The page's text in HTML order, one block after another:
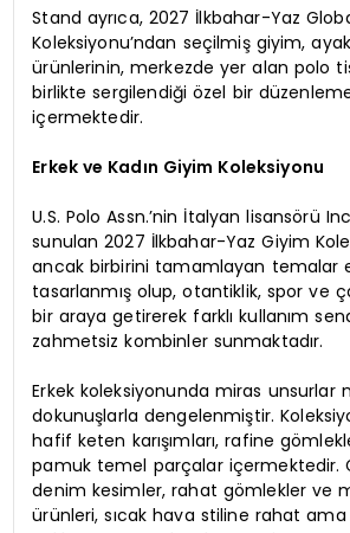
Stand ayrıca, 2027 İlkbahar-Yaz
Koleksiyonu’ndan seçilmiş giyim,
ürünlerinin, merkezde yer alan polo
birlikte sergilendiği özel bir
içermektedir.
Erkek ve Kadın Giyim Koleksiyonu
U.S. Polo Assn.’nin İtalyan lisansörü
sunulan 2027 İlkbahar-Yaz Giyim
ancak birbirini tamamlayan temalar
tasarlanmış olup, otantiklik, spor ve
bir araya getirerek farklı kullanım
zahmetsiz kombinler sunmaktadır.
Erkek koleksiyonunda miras unsurlar
dokunuşlarla dengelenmiştir.
hafif keten karışımları, rafine
pamuk temel parçalar içermektedir.
denim kesimler, rahat gömlekler ve
ürünleri, sıcak hava stiline rahat